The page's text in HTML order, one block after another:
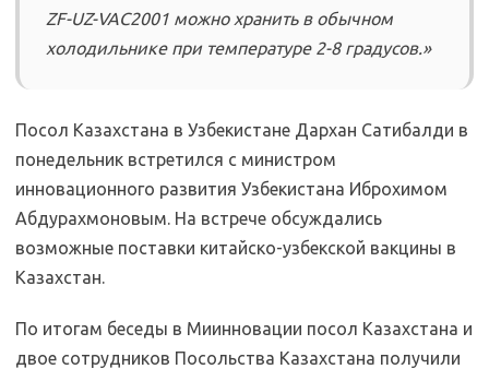
ZF-UZ-VAC2001 можно хранить в обычном
холодильнике при температуре 2-8 градусов.»
Посол Казахстана в Узбекистане Дархан Сатибалди в
понедельник встретился с министром
инновационного развития Узбекистана Иброхимом
Абдурахмоновым. На встрече обсуждались
возможные поставки китайско-узбекской вакцины в
Казахстан.
По итогам беседы в Миинновации посол Казахстана и
двое сотрудников Посольства Казахстана получили